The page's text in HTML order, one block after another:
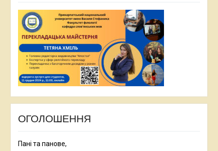
ОГОЛОШЕННЯ
Пані та панове,